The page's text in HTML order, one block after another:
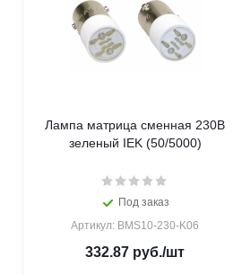
Лампа матрица сменная 230В
зеленый IEK (50/5000)
Под заказ
Артикул: BMS10-230-K06
332.87 руб./шт